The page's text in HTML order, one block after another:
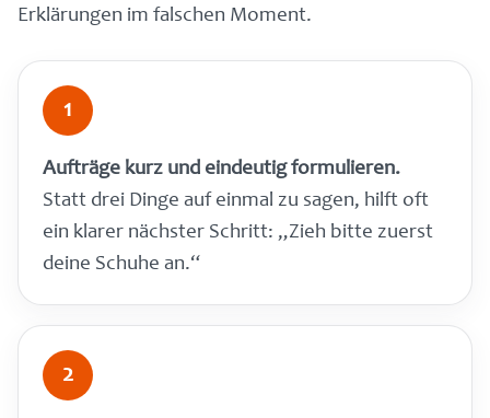
Erklärungen im falschen Moment.
1
Aufträge kurz und eindeutig formulieren.
Statt drei Dinge auf einmal zu sagen, hilft oft
ein klarer nächster Schritt: „Zieh bitte zuerst
deine Schuhe an.“
2